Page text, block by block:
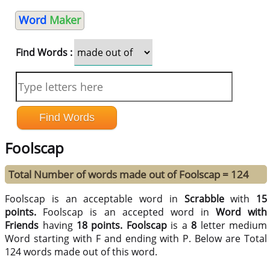
Word Maker
Find Words :
Foolscap
Total Number of words made out of Foolscap = 124
Foolscap is an acceptable word in Scrabblewith 15
points. Foolscap is an accepted word in Word with
Friends having 18 points. Foolscapis a8 letter medium
Word starting with F and ending with P. Below are Total
124 words made out of this word.